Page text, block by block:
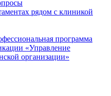
рядом с клиникой
программа
«Управление
организации»